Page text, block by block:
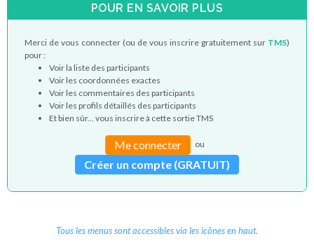
POUR EN SAVOIR PLUS
Merci de vous connecter (ou de vous inscrire gratuitement sur TMS)
pour :
Voir la liste des participants
Voir les coordonnées exactes
Voir les commentaires des participants
Voir les profils détaillés des participants
Et bien sûr... vous inscrire à cette sortie TMS
Me connecter ou
Créer un compte (GRATUIT)
Tous les menus sont accessibles via les icônes en haut.